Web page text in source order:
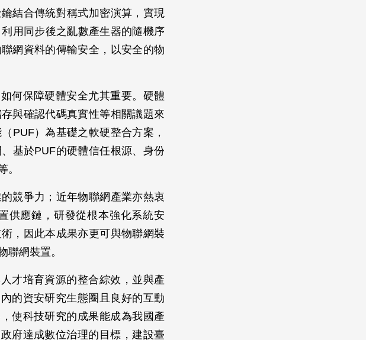
結合傳統對稱式加密演算，實現
用同步後之亂數產生器的隨機序
網資料的傳輸安全，以安全的物
何保障硬體安全尤其重要。硬體
與確認代碼真實性等相關議題來
PUF）為基礎之軟硬整合方案，
基於PUF的硬體信任根源、身份
。
競爭力；近年物聯網產業亦熱衷
供應鏈，研發從根本強化系統安
，因此本成果亦更可與物聯網裝
聯網裝置。
才培育資源的整合綜效，並與產
的資安研究生態圈且良好的互動
使科技研究的成果能成為我國產
府達成數位治理的目標，建設臺